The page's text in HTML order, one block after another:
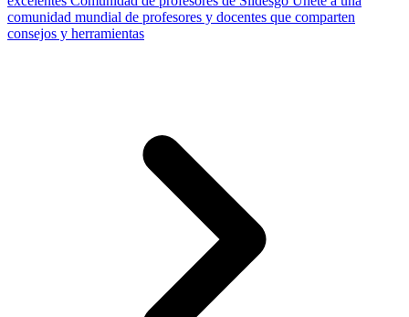
comunidad mundial de profesores y docentes que comparten
consejos y herramientas